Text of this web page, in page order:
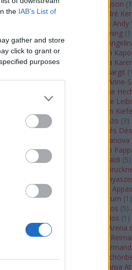
the IAB’s List of
gather and store
click to grant or
purposes
Staples
Andrew Tyson (1
André Chenier
André
) Andy
Anette Bening (1
Angela Lansbury
Badalamenti
Anish
Rachvelishvili
Anna
Anna Margit (1
Anna Vinnitskaya
Anne-
Anne
1) Annie Hall Annie
Anselm
Anthony Roth Costanzo (3)
Antinous
Antoine és
Antonio Canova
Margheriti
Antonio
Salieri
Antonio Vivaldi (5)
Anton
Apokalipszis most
(1) Aquileia Aquincum (1 )
Arany János (5)
Arcadi Volodos (1 )
Arcangelo Corelli
Arena
auf Naxos
Aribert
Hammer
Arnold
Árpa